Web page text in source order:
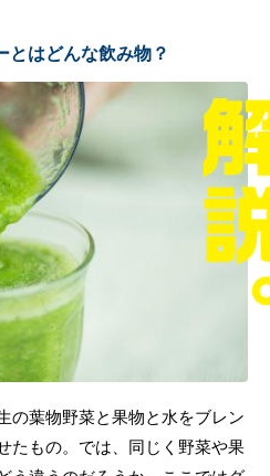
とはどんな飲み物？
の葉物野菜と果物と水をブレン
たもの。では、同じく野菜や果